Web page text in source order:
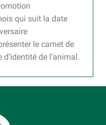
qui suit la date
le carnet de
de l’animal.